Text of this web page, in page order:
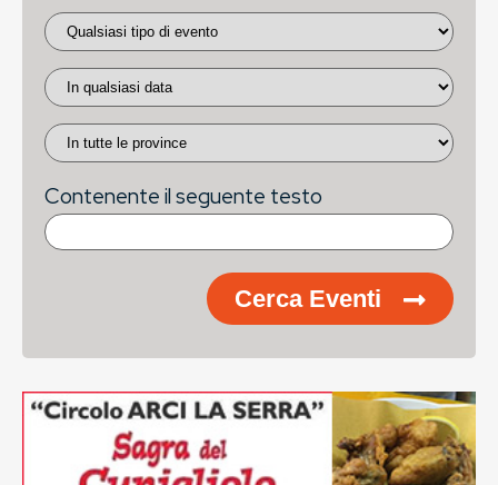
Contenente il seguente testo
Cerca Eventi